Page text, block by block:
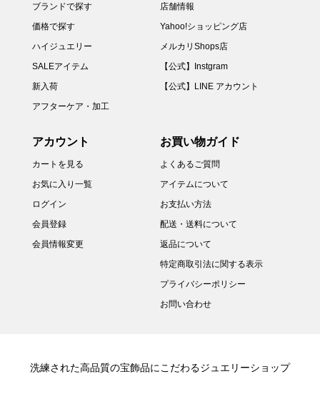
ブランドで探す
価格で探す
ハイジュエリー
SALEアイテム
新入荷
アフターケア・加工
店舗情報
Yahoo!ショッピング店
メルカリShops店
【公式】Instgram
【公式】LINE アカウント
アカウント
カートを見る
お気に入り一覧
ログイン
会員登録
会員情報変更
お買い物ガイド
よくあるご質問
アイテムについて
お支払い方法
配送・送料について
返品について
特定商取引法に関する表示
プライバシーポリシー
お問い合わせ
洗練された高品質の宝飾品にこだわるジュエリーショップ